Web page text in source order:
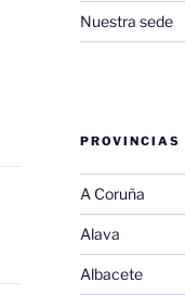
Nuestra sede
PROVINCIAS
A Coruña
Alava
Albacete